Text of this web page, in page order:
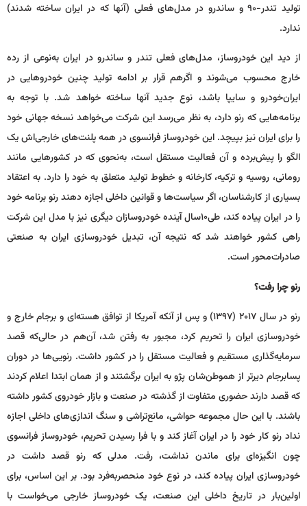
تولید تندر-۹۰ و ساندرو در مدل‌های فعلی (آنها که در ایران ساخته شدند)
ندارد.
از دید این خودروساز، مدل‌های فعلی تندر و ساندرو در ایران به‌نوعی از رده
خارج محسوب می‌شوند و اگرهم قرار بر ادامه تولید چنین خودروهایی در
ایران‌خودرو و سایپا باشد، نوع جدید آنها ساخته خواهد شد. با توجه به
برنامه‌هایی که رنو دارد، به نظر می‌رسد این شرکت می‌خواهد نسخه جهانی خود
را برای ایران نیز بپیچد. این خودروساز فرانسوی در همه پلنت‌های خارجی‌اش یک
الگو را پیش‌برده و آن فعالیت مستقل است، به‌نحوی که در کشورهایی مانند
رومانی، روسیه و ترکیه، کارخانه و خطوط تولید متعلق به خود را دارد. به اعتقاد
بسیاری از کارشناسان، اگر سیاست‌ها و قوانین داخلی اجازه دهند رنو برنامه خود
را در ایران پیاده کند، طی‌۱۰‌سال آینده خودروسازان دیگری نیز با مدل این شرکت
راهی کشور خواهند شد که نتیجه آن، تبدیل خودروسازی ایران به صنعتی
صادرات‌محور است.
رنو چرا رفت؟
رنو در سال ۲۰۱۷ (۱۳۹۷) و پس از آنکه آمریکا از توافق هسته‌ای و برجام خارج و
خودروسازی ایران را تحریم کرد، مجبور به رفتن شد، آن‌هم در حالی‌که قصد
سرمایه‌گذاری مستقیم و فعالیت مستقل را در کشور داشت. رنویی‌ها در دوران
پسابرجام دیرتر از هموطن‌شان پژو به ایران برگشتند و از همان ابتدا اعلام کردند
که قصد دارند حضوری متفاوت از گذشته در صنعت و بازار خودروی کشور داشته
باشند. با این حال مجموعه حواشی، مانع‌تراشی و سنگ اندازی‌های داخلی اجازه
نداد رنو کار خود را در ایران آغاز کند و با فرا رسیدن تحریم، خودروساز فرانسوی
چون انگیزه‌ای برای ماندن نداشت، رفت. مدلی که رنو قصد داشت در
خودروسازی ایران پیاده کند، در نوع خود منحصربه‌فرد بود. بر این اساس، برای
اولین‌بار در تاریخ داخلی این صنعت، یک خودروساز خارجی می‌خواست با